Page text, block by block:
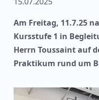
Am Freitag, 11.7.25
Kursstufe 1 in
Herrn Toussaint auf
Praktikum rund um